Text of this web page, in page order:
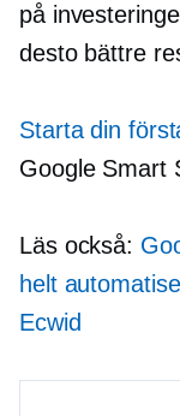
på
desto bättre
Starta din
Google Smart
Läs också:
helt
Ecwid